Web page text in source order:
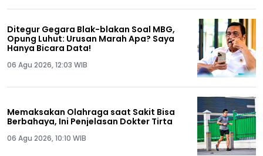
Ditegur Gegara Blak-blakan Soal MBG,
Opung Luhut: Urusan Marah Apa? Saya
Hanya Bicara Data!
06 Agu 2026, 12:03 WIB
Memaksakan Olahraga saat Sakit Bisa
Berbahaya, Ini Penjelasan Dokter Tirta
06 Agu 2026, 10:10 WIB